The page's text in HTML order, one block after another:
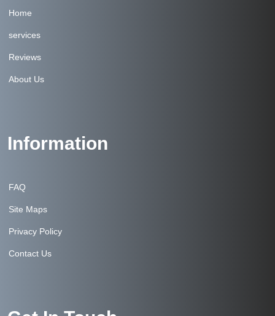
Home
services
Reviews
About Us
Information
FAQ
Site Maps
Privacy Policy
Contact Us